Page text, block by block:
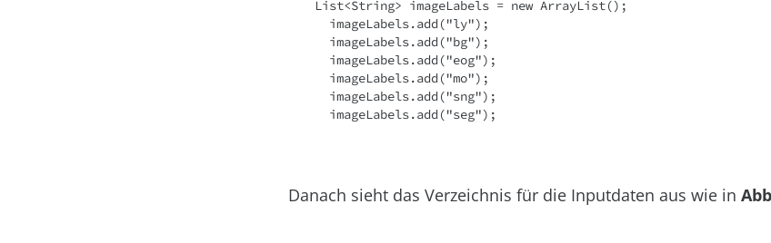
List<String> imageLabels = new ArrayList();
  imageLabels.add("seg");
Danach sieht das Verzeichnis für die Inputdaten aus wie in